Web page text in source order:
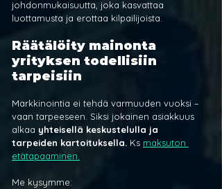
johdonmukaisuutta, joka kasvattaa
luottamusta ja erottaa kilpailijoista.
Räätälöity mainonta
yrityksen todellisiin
tarpeisiin
Markkinointia ei tehdä varmuuden vuoksi –
vaan tarpeeseen. Siksi jokainen asiakkuus
alkaa yhteisellä keskustelulla ja
tarpeiden kartoituksella. Ks maksuton
etätapaaminen.
Me kysymme: